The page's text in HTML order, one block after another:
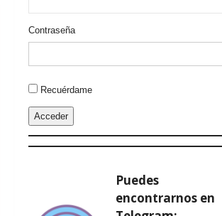
Contraseña
Alternative:
Recuérdame
Acceder
Puedes
encontrarnos en